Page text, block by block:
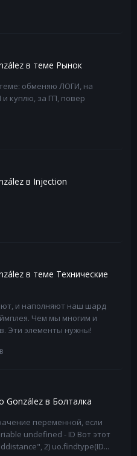
в теме Рынок
обменяю ЛОГИ, на
куплю, за ГП, повер
в Injection
в теме Технические
и наполняют наш шард
Чем мы многим и
Эти элементы нужны!
González в Болталка
переменной, если
undefined - ID Вот этот
2) uo.findtype(ID...